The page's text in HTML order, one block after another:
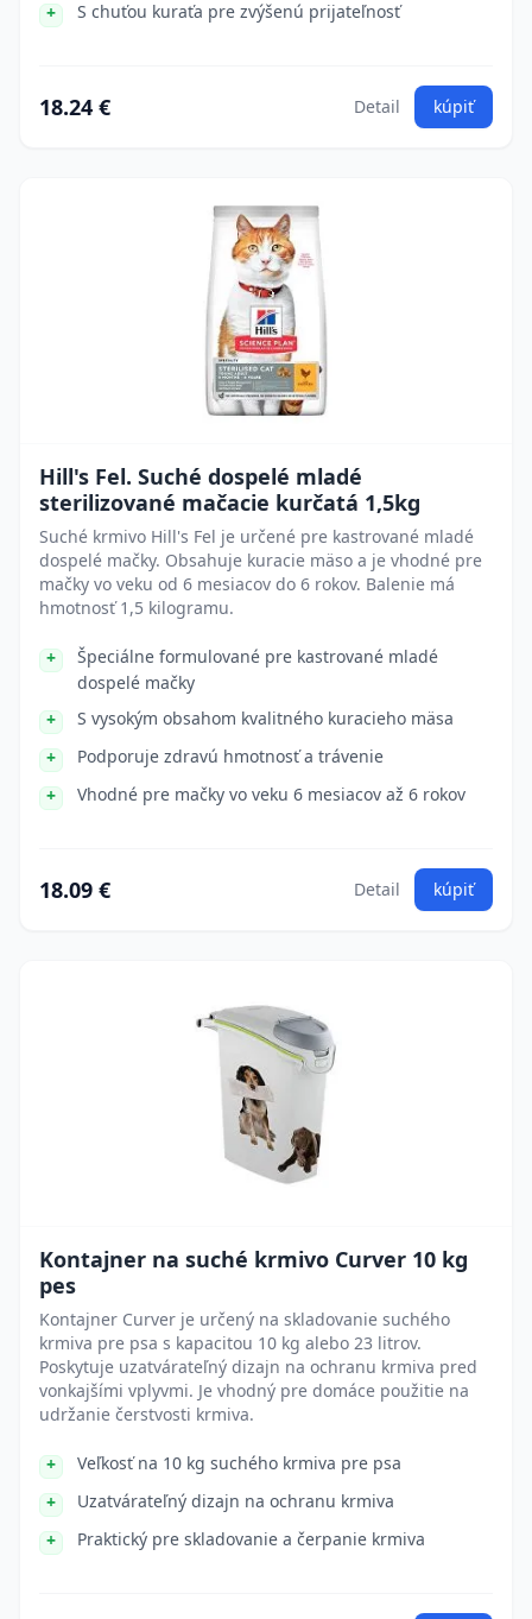
S chuťou kuraťa pre zvýšenú prijateľnosť
18.24 € Detail kúpiť
Hill's Fel. Suché dospelé mladé
sterilizované mačacie kurčatá 1,5kg
Suché krmivo Hill's Fel je určené pre kastrované mladé
dospelé mačky. Obsahuje kuracie mäso a je vhodné pre
mačky vo veku od 6 mesiacov do 6 rokov. Balenie má
hmotnosť 1,5 kilogramu.
Špeciálne formulované pre kastrované mladé
dospelé mačky
S vysokým obsahom kvalitného kuracieho mäsa
Podporuje zdravú hmotnosť a trávenie
Vhodné pre mačky vo veku 6 mesiacov až 6 rokov
18.09 € Detail kúpiť
Kontajner na suché krmivo Curver 10 kg
pes
Kontajner Curver je určený na skladovanie suchého
krmiva pre psa s kapacitou 10 kg alebo 23 litrov.
Poskytuje uzatvárateľný dizajn na ochranu krmiva pred
vonkajšími vplyvmi. Je vhodný pre domáce použitie na
udržanie čerstvosti krmiva.
Veľkosť na 10 kg suchého krmiva pre psa
Uzatvárateľný dizajn na ochranu krmiva
Praktický pre skladovanie a čerpanie krmiva